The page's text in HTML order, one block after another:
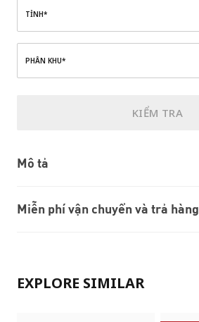
TỈNH*
PHÂN KHU*
KIỂM TRA
Mô tả
Miễn phí vận chuyển và trả hàng
EXPLORE SIMILAR